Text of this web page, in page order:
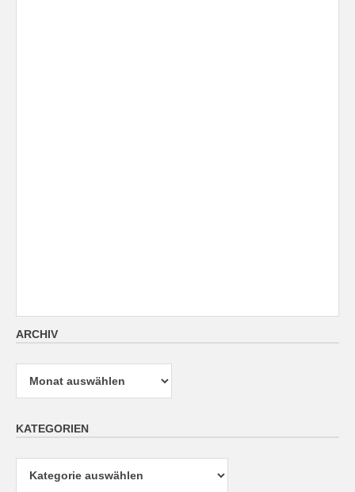
ARCHIV
Archiv
KATEGORIEN